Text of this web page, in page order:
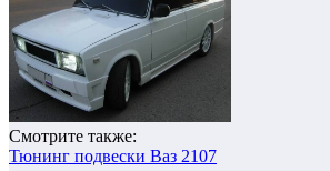
Смотрите также:
Тюнинг подвески Ваз 2107